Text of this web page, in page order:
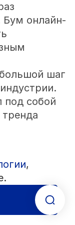
Бум онлайн-
шаг
под собой
Report
,